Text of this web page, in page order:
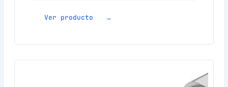
Ver producto →